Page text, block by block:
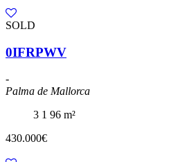
SOLD
0IFRPWV
-
Palma de Mallorca
3 1 96 m²
430.000€